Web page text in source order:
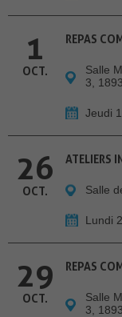
1
OCT.
REPAS
Salle
3,
Jeudi
26
OCT.
ATELIERS
Salle
Lundi
29
OCT.
REPAS
Salle
3,